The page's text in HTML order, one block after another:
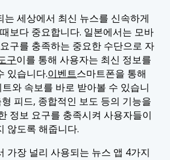
는 세상에서 최신 뉴스를 신속하게
보다 중요합니다. 일본에서는 모바
구를 충족하는 중요한 수단으로 자
구이를 통해 사용자는 최신 정보를
있습니다.이벤트스마트폰을 통해
와 속보를 바로 받아볼 수 있습니
피드, 종합적인 보도 등의 기능을
정보 요구를 충족시켜 사용자들이
않도록 해줍니다.
가장 널리 사용되는 뉴스 앱 4가지